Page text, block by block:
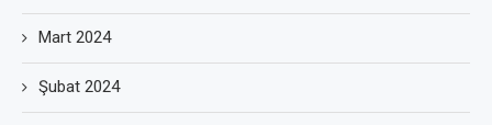
Mart 2024
Şubat 2024